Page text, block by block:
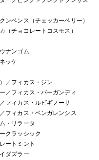
ンベンス（チェッカーベリー）
（チョコレートコスモス）
ナンゴム
ッケ
／フィカス・ジン
／フィカス・バーガンディ
フィカス・ルビギノーサ
フィカス・ベンガレンシス
・リラータ
クラッシック
ートミント
ダズラー